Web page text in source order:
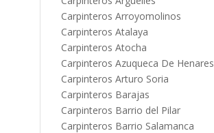
Carpinteros Arroyomolinos
Carpinteros Atalaya
Carpinteros Atocha
Carpinteros Azuqueca De Henares
Carpinteros Arturo Soria
Carpinteros Barajas
Carpinteros Barrio del Pilar
Carpinteros Barrio Salamanca